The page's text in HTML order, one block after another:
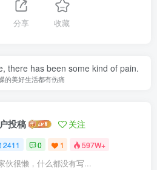
分享 收藏
there has been some kind of pain.
的美好生活都有伤痛
投稿 关注
2411 0 1 597W+
伙很懒，什么都没有写...